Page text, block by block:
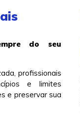
do seu
profissionais
e limites
e preservar sua